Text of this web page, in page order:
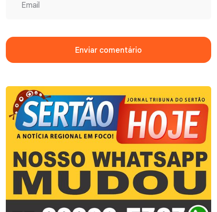
Enviar comentário